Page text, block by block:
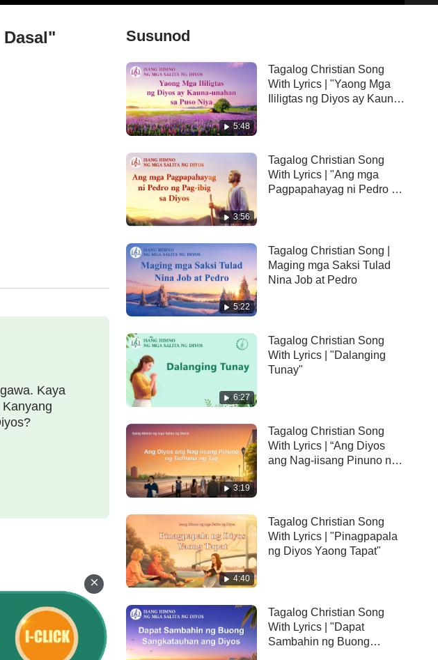
Kaya
Susunod
5:48
Tagalog Christian Song
With Lyrics | "Yaong Mga
Ililigtas ng Diyos ay Kauna-
3:56
Tagalog Christian Song
With Lyrics | "Ang mga
Pagpapahayag ni Pedro ng
5:22
Tagalog Christian Song |
Maging mga Saksi Tulad
Nina Job at Pedro
6:27
Tagalog Christian Song
With Lyrics | "Dalanging
Tunay"
3:19
Tagalog Christian Song
With Lyrics | “Ang Diyos
ang Nag-iisang Pinuno ng
4:40
Tagalog Christian Song
With Lyrics | "Pinagpapala
ng Diyos Yaong Tapat"
Tagalog Christian Song
With Lyrics | "Dapat
Sambahin ng Buong